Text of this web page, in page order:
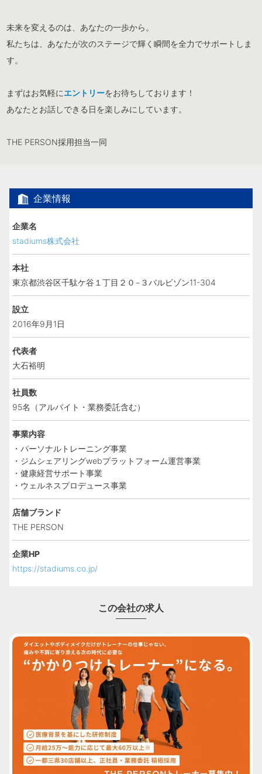
未来を変えるのは、あなたの一歩から。
私たちは、あなたが次のステージで輝く瞬間を全力でサポートしま
す。
まずはお気軽にエントリーをお待ちしております！
あなたとお話しできる日を楽しみにしています。
THE PERSON採用担当一同
企業情報
企業名
stadiums株式会社
本社
東京都渋谷区千駄ケ谷１丁目２０−３バルビゾン11-304
設立
2016年9月1日
代表者
大石裕明
社員数
95名（アルバイト・業務委託含む）
事業内容
・パーソナルトレーニング事業
・ジムシェアリングwebプラットフォーム運営事業
・健康経営サポート事業
・ウェルネスプロデュース事業
店舗ブランド
THE PERSON
企業HP
https://stadiums.co.jp/
この会社の求人